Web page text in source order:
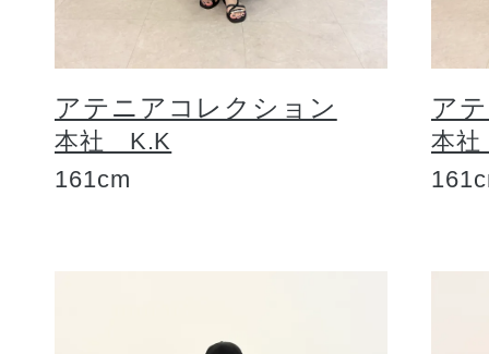
アテニアコレクション
本社 K.K
161cm
ア
本